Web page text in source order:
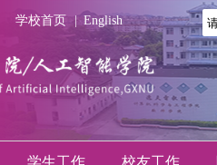
学校首页 | English
学生工作 校友工作